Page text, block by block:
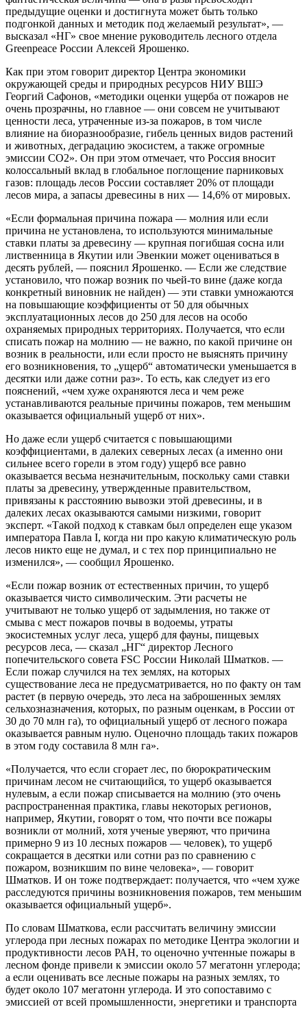
предыдущие оценки и достигнута может быть только
подгонкой данных и методик под желаемый результат», —
высказал «НГ» свое мнение руководитель лесного отдела
Greenpeace России Алексей Ярошенко.
Как при этом говорит директор Центра экономики
окружающей среды и природных ресурсов НИУ ВШЭ
Георгий Сафонов, «методики оценки ущерба от пожаров не
очень прозрачны, но главное — они совсем не учитывают
ценности леса, утраченные из-за пожаров, в том числе
влияние на биоразнообразие, гибель ценных видов растений
и животных, деградацию экосистем, а также огромные
эмиссии СО2». Он при этом отмечает, что Россия вносит
колоссальный вклад в глобальное поглощение парниковых
газов: площадь лесов России составляет 20% от площади
лесов мира, а запасы древесины в них — 14,6% от мировых.
«Если формальная причина пожара — молния или если
причина не установлена, то используются минимальные
ставки платы за древесину — крупная погибшая сосна или
лиственница в Якутии или Эвенкии может оцениваться в
десять рублей, — пояснил Ярошенко. — Если же следствие
установило, что пожар возник по чьей-то вине (даже когда
конкретный виновник не найден) — эти ставки умножаются
на повышающие коэффициенты от 50 для обычных
эксплуатационных лесов до 250 для лесов на особо
охраняемых природных территориях. Получается, что если
списать пожар на молнию — не важно, по какой причине он
возник в реальности, или если просто не выяснять причину
его возникновения, то „ущерб“ автоматически уменьшается в
десятки или даже сотни раз». То есть, как следует из его
пояснений, «чем хуже охраняются леса и чем реже
устанавливаются реальные причины пожаров, тем меньшим
оказывается официальный ущерб от них».
Но даже если ущерб считается с повышающими
коэффициентами, в далеких северных лесах (а именно они
сильнее всего горели в этом году) ущерб все равно
оказывается весьма незначительным, поскольку сами ставки
платы за древесину, утвержденные правительством,
привязаны к расстоянию вывозки этой древесины, и в
далеких лесах оказываются самыми низкими, говорит
эксперт. «Такой подход к ставкам был определен еще указом
императора Павла I, когда ни про какую климатическую роль
лесов никто еще не думал, и с тех пор принципиально не
изменился», — сообщил Ярошенко.
«Если пожар возник от естественных причин, то ущерб
оказывается чисто символическим. Эти расчеты не
учитывают не только ущерб от задымления, но также от
смыва с мест пожаров почвы в водоемы, утраты
экосистемных услуг леса, ущерб для фауны, пищевых
ресурсов леса, — сказал „НГ“ директор Лесного
попечительского совета FSC России Николай Шматков. —
Если пожар случился на тех землях, на которых
существование леса не предусматривается, но по факту он там
растет (в первую очередь, это леса на заброшенных землях
сельхозназначения, которых, по разным оценкам, в России от
30 до 70 млн га), то официальный ущерб от лесного пожара
оказывается равным нулю. Оценочно площадь таких пожаров
в этом году составила 8 млн га».
«Получается, что если сгорает лес, по бюрократическим
причинам лесом не считающийся, то ущерб оказывается
нулевым, а если пожар списывается на молнию (это очень
распространенная практика, главы некоторых регионов,
например, Якутии, говорят о том, что почти все пожары
возникли от молний, хотя ученые уверяют, что причина
примерно 9 из 10 лесных пожаров — человек), то ущерб
сокращается в десятки или сотни раз по сравнению с
пожаром, возникшим по вине человека», — говорит
Шматков. И он тоже подтверждает: получается, что «чем хуже
расследуются причины возникновения пожаров, тем меньшим
оказывается официальный ущерб».
По словам Шматкова, если рассчитать величину эмиссии
углерода при лесных пожарах по методике Центра экологии и
продуктивности лесов РАН, то оценочно учтенные пожары в
лесном фонде привели к эмиссии около 57 мегатонн углерода;
а если оценивать все лесные пожары на разных землях, то
будет около 107 мегатонн углерода. И это сопоставимо с
эмиссией от всей промышленности, энергетики и транспорта